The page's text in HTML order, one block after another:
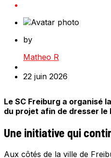
by
Matheo R
22 juin 2026
Le SC Freiburg a organisé
du projet afin de dresser le
Une initiative qui
Aux côtés de la ville de